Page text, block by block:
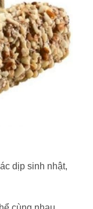
dịp sinh nhật,